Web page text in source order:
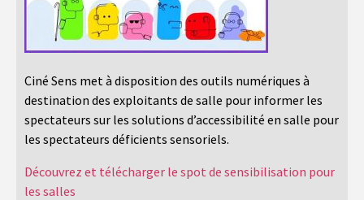
Ciné Sens met à disposition des outils numériques à
destination des exploitants de salle pour informer les
spectateurs sur les solutions d’accessibilité en salle pour
les spectateurs déficients sensoriels.
Découvrez et télécharger le spot de sensibilisation pour
les salles